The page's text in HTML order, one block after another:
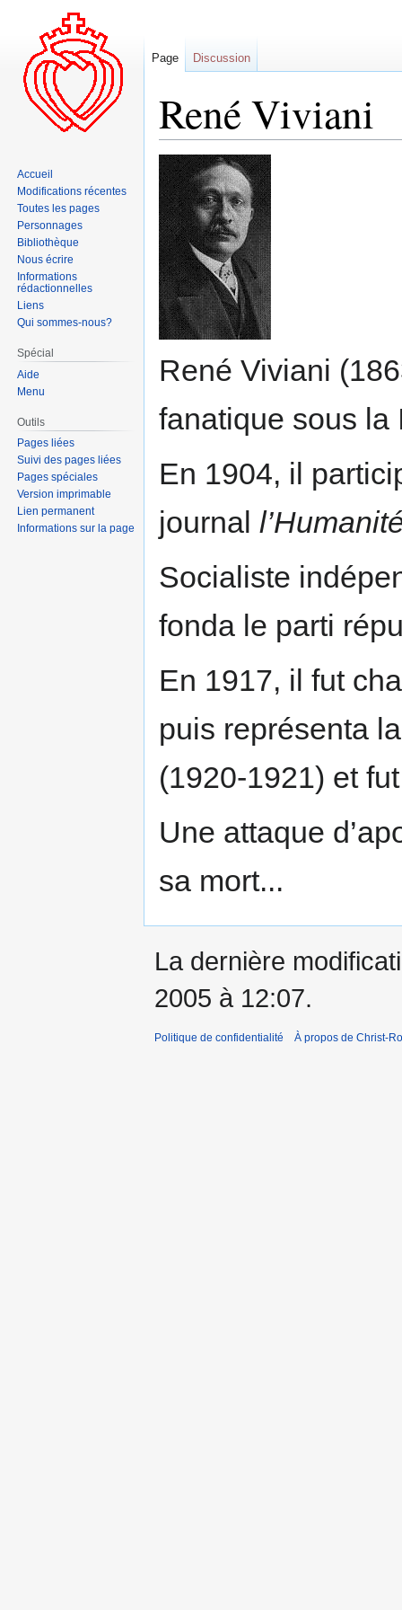
René Viviani
Aller
à
la
navigation
Aller
à
la
recherche
René Viviani
fanatique sous la
En 1904, il
journal
Socialiste
fonda le parti
En 1917, il fut
puis représenta
(1920-1921) et
Une attaque
sa mort...
Page Discussion
Accueil
Modifications récentes
Toutes les pages
Personnages
Bibliothèque
Nous écrire
Informations
rédactionnelles
Liens
Qui sommes-nous?
Spécial
Aide
Menu
Outils
Pages liées
Suivi des pages liées
Pages spéciales
Version imprimable
Lien permanent
Informations sur la page
La dernière
2005 à 12:07.
Politique de confidentialité À propos de Christ-